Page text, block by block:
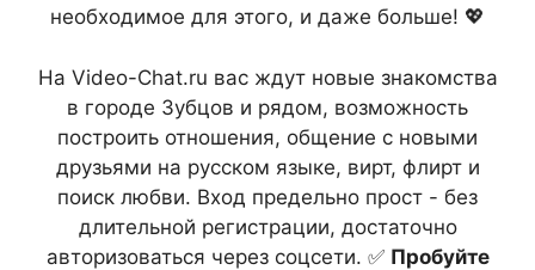
необходимое для этого, и даже больше! 💖
На Video-Chat.ru вас ждут новые знакомства
в городе Зубцов и рядом, возможность
построить отношения, общение с новыми
друзьями на русском языке, вирт, флирт и
поиск любви. Вход предельно прост - без
длительной регистрации, достаточно
авторизоваться через соцсети. ✅ Пробуйте